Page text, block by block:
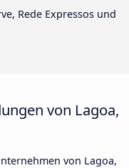
Rede Expressos und
von Lagoa,
von Lagoa,